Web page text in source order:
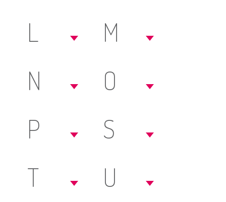
L
M
N
O
P
S
T
U